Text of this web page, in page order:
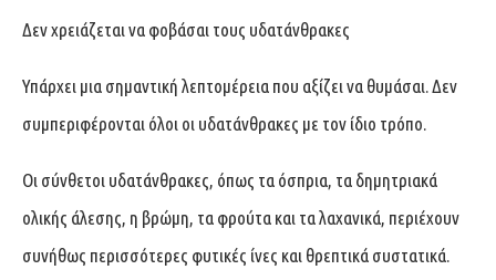
Δεν χρειάζεται να φοβάσαι τους υδατάνθρακες
Υπάρχει μια σημαντική λεπτομέρεια που αξίζει να θυμάσαι. Δεν
συμπεριφέρονται όλοι οι υδατάνθρακες με τον ίδιο τρόπο.
Οι σύνθετοι υδατάνθρακες, όπως τα όσπρια, τα δημητριακά
ολικής άλεσης, η βρώμη, τα φρούτα και τα λαχανικά, περιέχουν
συνήθως περισσότερες φυτικές ίνες και θρεπτικά συστατικά.